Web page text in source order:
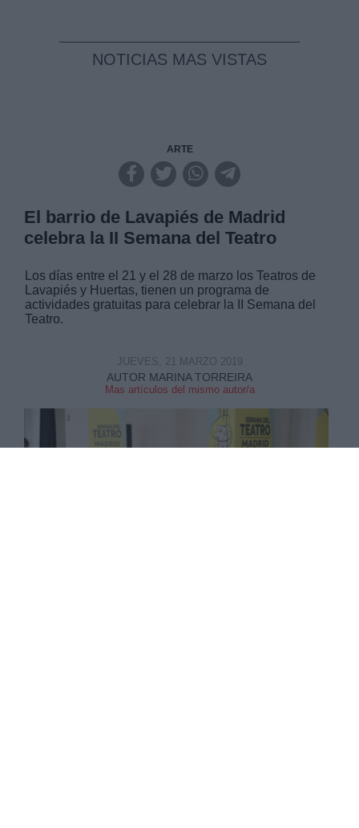
NOTICIAS MAS VISTAS
ARTE
El barrio de Lavapiés de Madrid
celebra la II Semana del Teatro
Los días entre el 21 y el 28 de marzo los Teatros de
Lavapiés y Huertas, tienen un programa de
actividades gratuitas para celebrar la II Semana del
Teatro.
AUTOR MARINA TORREIRA
Mas artículos del mismo autor/a
JUEVES, 21 MARZO 2019